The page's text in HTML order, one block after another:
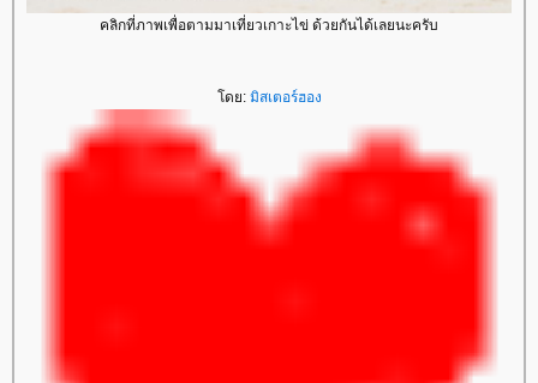
คลิกที่ภาพเพื่อตามมาเที่ยวเกาะไข่ ด้วยกันได้เลยนะครับ
โดย: มิสเตอร์ฮอง